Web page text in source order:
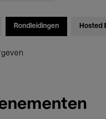
Rondleidingen Hosted